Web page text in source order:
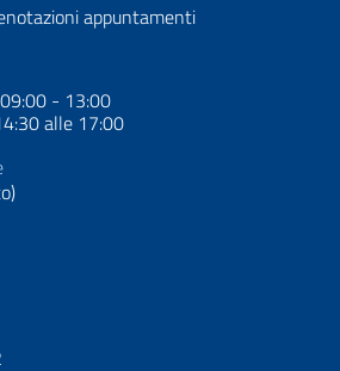
appuntamenti
- 13:00
alle 17:00